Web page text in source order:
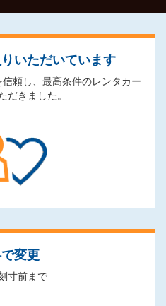
いただいています
頼し、最高条件のレンタカー
だきました。
変更
寸前まで